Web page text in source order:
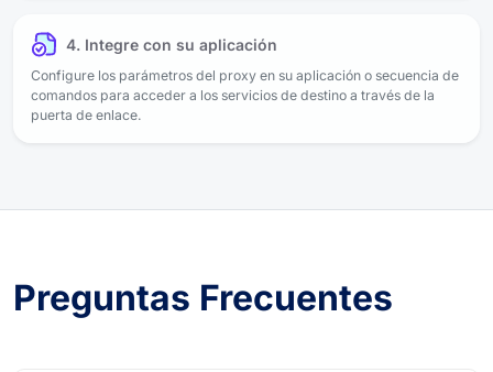
4. Integre con su aplicación
Configure los parámetros del proxy en su aplicación o secuencia de
comandos para acceder a los servicios de destino a través de la
puerta de enlace.
Preguntas Frecuentes